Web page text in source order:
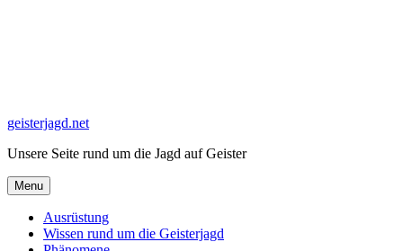
geisterjagd.net
Unsere Seite rund um die Jagd auf Geister
Menu
Ausrüstung
Wissen rund um die Geisterjagd